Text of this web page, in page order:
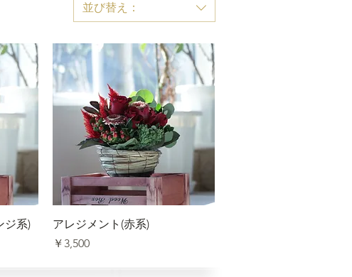
並び替え：
ジ系)
クイックビュー
アレジメント(赤系)
価格
￥3,500